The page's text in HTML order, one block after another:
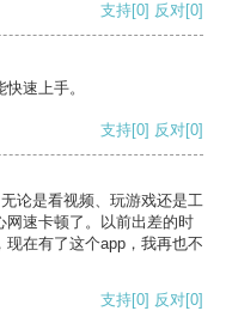
支持[0] 反对[0]
速上手。
支持[0] 反对[0]
论是看视频、玩游戏还是工
网速卡顿了。以前出差的时
在有了这个app，我再也不
支持[0] 反对[0]